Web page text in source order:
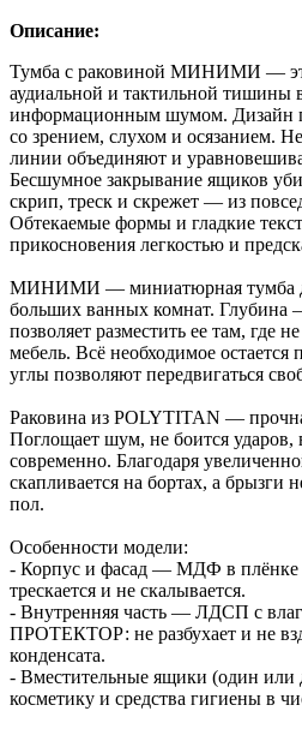
Описание:
Тумба с раковиной МИНИМИ —
аудиальной и тактильной тишины
информационным шумом. Дизайн
со зрением, слухом и осязанием.
линии объединяют и
Бесшумное закрывание ящиков
скрип, треск и скрежет — из
Обтекаемые формы и гладкие
прикосновения легкостью и
МИНИМИ — миниатюрная тумба
больших ванных комнат. Глубина
позволяет разместить ее там, где
мебель. Всё необходимое остается
углы позволяют передвигаться
Раковина из POLYTITAN —
Поглощает шум, не боится ударов,
современно. Благодаря
скапливается на бортах, а брызги
пол.
Особенности модели:
- Корпус и фасад — МДФ в плёнке
трескается и не скалывается.
- Внутренняя часть — ЛДСП с
ПРОТЕКТОР: не разбухает и не
конденсата.
- Вместительные ящики (один
косметику и средства гигиены в